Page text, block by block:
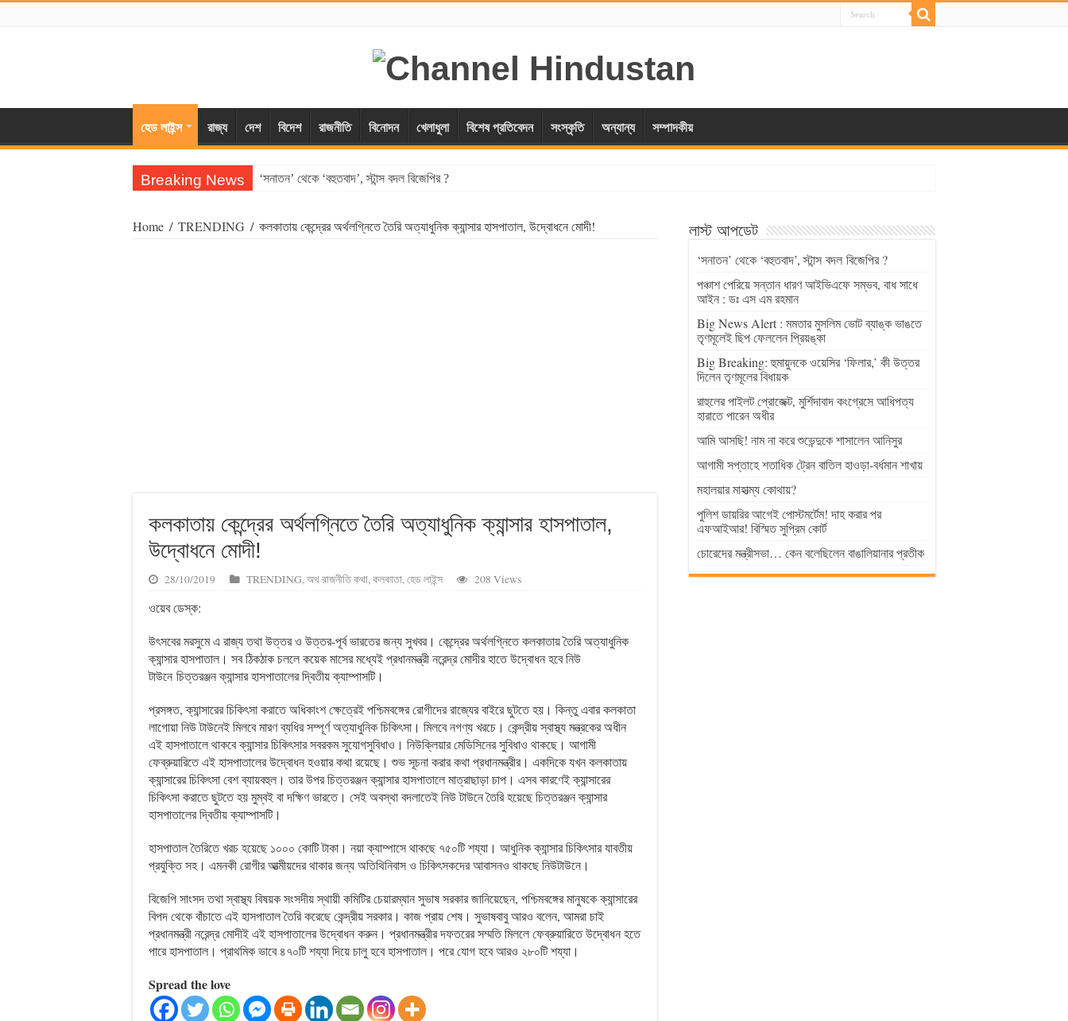
হেড লাইন্স রাজ্য দেশ বিদেশ রাজনীতি বিনোদন খেলাধুলা বিশেষ প্রতিবেদন সংস্কৃতি অন্যান্য সম্পাদকীয়
Breaking News ‘সনাতন’ থেকে ‘বহুতবাদ’, স্টান্স বদল বিজেপির ?
Home / TRENDING / কলকাতায় কেন্দ্রের অর্থলগ্নিতে তৈরি অত্যাধুনিক ক্যান্সার হাসপাতাল, উদ্বোধনে মোদী!
কলকাতায় কেন্দ্রের অর্থলগ্নিতে তৈরি অত্যাধুনিক ক্যান্সার হাসপাতাল,
উদ্বোধনে মোদী!
28/10/2019 TRENDING,অথ রাজনীতি কথা,কলকাতা,হেড লাইন্স 208 Views
ওয়েব ডেস্ক:
উৎসবের মরসুমে এ রাজ্য তথা উত্তর ও উত্তর-পূর্ব ভারতের জন্য সুখবর। কেন্দ্রের অর্থলগ্নিতে কলকাতায় তৈরি অত্যাধুনিক
ক্যান্সার হাসপাতাল। সব ঠিকঠাক চললে কয়েক মাসের মধ্যেই প্রধানমন্ত্রী নরেন্দ্র মোদীর হাতে উদ্বোধন হবে নিউ
টাউনে চিত্তরঞ্জন ক্যান্সার হাসপাতালের দ্বিতীয় ক্যাম্পাসটি।
প্রসঙ্গত, ক্যান্সারের চিকিৎসা করাতে অধিকাংশ ক্ষেত্রেই পশ্চিমবঙ্গের রোগীদের রাজ্যের বাইরে ছুটতে হয়। কিন্তু এবার কলকাতা
লাগোয়া নিউ টাউনেই মিলবে মারণ ব্যধির সম্পূর্ণ অত্যাধুনিক চিকিৎসা। মিলবে নগণ্য খরচে। কেন্দ্রীয় স্বাস্থ্য মন্ত্রকের অধীন
এই হাসপাতালে থাকবে ক্যান্সার চিকিৎসার সবরকম সুযোগসুবিধাও। নিউক্লিয়ার মেডিসিনের সুবিধাও থাকছে। আগামী
ফেব্রুয়ারিতে এই হাসপাতালের উদ্বোধন হওয়ার কথা রয়েছে। শুভ সূচনা করার কথা প্রধানমন্ত্রীর। একদিকে যখন কলকাতায়
ক্যান্সারের চিকিৎসা বেশ ব্যায়বহুল। তার উপর চিত্তরঞ্জন ক্যান্সার হাসপাতালে মাত্রাছাড়া চাপ। এসব কারণেই ক্যান্সারের
চিকিৎসা করাতে ছুটতে হয় মুম্বই বা দক্ষিণ ভারতে। সেই অবস্থা বদলাতেই নিউ টাউনে তৈরি হয়েছে চিত্তরঞ্জন ক্যান্সার
হাসপাতালের দ্বিতীয় ক্যাম্পাসটি।
হাসপাতাল তৈরিতে খরচ হয়েছে ১০০০ কোটি টাকা। নয়া ক্যাম্পাসে থাকছে ৭৫০টি শয্যা। আধুনিক ক্যান্সার চিকিৎসার যাবতীয়
প্রযুক্তি সহ। এমনকী রোগীর আত্মীয়দের থাকার জন্য অতিথিনিবাস ও চিকিৎসকদের আবাসনও থাকছে নিউটাউনে।
বিজেপি সাংসদ তথা স্বাস্থ্য বিষয়ক সংসদীয় স্থায়ী কমিটির চেয়ারম্যান সুভাষ সরকার জানিয়েছেন, পশ্চিমবঙ্গের মানুষকে ক্যান্সারের
বিপদ থেকে বাঁচাতে এই হাসপাতাল তৈরি করেছে কেন্দ্রীয় সরকার। কাজ প্রায় শেষ। সুভাষবাবু আরও বলেন, আমরা চাই
প্রধানমন্ত্রী নরেন্দ্র মোদীই এই হাসপাতালের উদ্বোধন করুন। প্রধানমন্ত্রীর দফতরের সম্মতি মিললে ফেব্রুয়ারিতে উদ্বোধন হতে
পারে হাসপাতাল। প্রাথমিক ভাবে ৪৭০টি শয্যা দিয়ে চালু হবে হাসপাতাল। পরে যোগ হবে আরও ২৮০টি শয্যা।
Spread the love
লাস্ট আপডেট
‘সনাতন’ থেকে ‘বহুতবাদ’, স্টান্স বদল বিজেপির ?
পঞ্চাশ পেরিয়ে সন্তান ধারণ আইভিএফে সম্ভব, বাধ সাধে
আইন : ডঃ এস এম রহমান
Big News Alert : মমতার মুসলিম ভোট ব্যাঙ্ক ভাঙতে
তৃণমূলেই ছিপ ফেললেন প্রিয়ঙ্কা
Big Breaking: হুমায়ুনকে ওয়েসির ‘ফিলার,’ কী উত্তর
দিলেন তৃণমূলের বিধায়ক
রাহুলের পাইলট প্রোজেক্ট, মুর্শিদাবাদ কংগ্রেসে আধিপত্য
হারাতে পারেন অধীর
আমি আসছি! নাম না করে শুভেন্দুকে শাসালেন আনিসুর
আগামী সপ্তাহে শতাধিক ট্রেন বাতিল হাওড়া-বর্ধমান শাখায়
মহালয়ার মাহাত্ম্য কোথায়?
পুলিশ ডায়রির আগেই পোস্টমর্টেম! দাহ করার পর
এফআইআর! বিস্মিত সুপ্রিম কোর্ট
চোরেদের মন্ত্রীসভা… কেন বলেছিলেন বাঙালিয়ানার প্রতীক